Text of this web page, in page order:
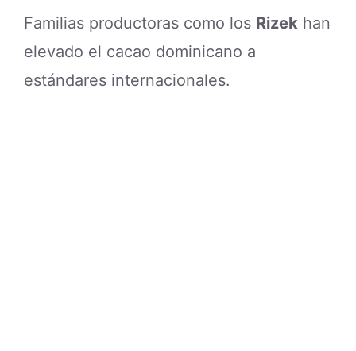
Familias productoras como los Rizek han
elevado el cacao dominicano a
estándares internacionales.